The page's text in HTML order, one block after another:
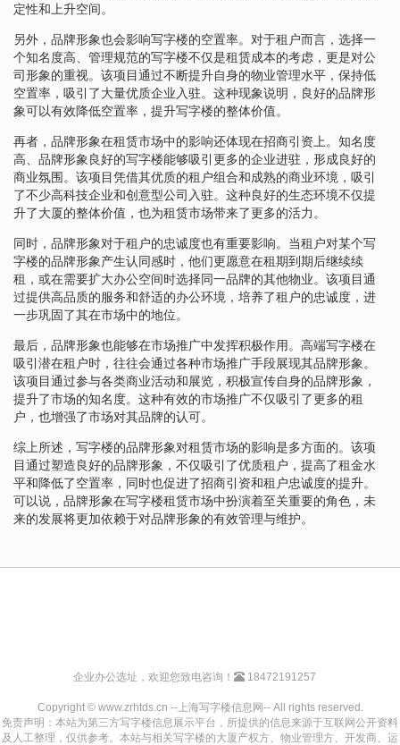
定性和上升空间。
另外，品牌形象也会影响写字楼的空置率。对于租户而言，选择一
个知名度高、管理规范的写字楼不仅是租赁成本的考虑，更是对公
司形象的重视。该项目通过不断提升自身的物业管理水平，保持低
空置率，吸引了大量优质企业入驻。这种现象说明，良好的品牌形
象可以有效降低空置率，提升写字楼的整体价值。
再者，品牌形象在租赁市场中的影响还体现在招商引资上。知名度
高、品牌形象良好的写字楼能够吸引更多的企业进驻，形成良好的
商业氛围。该项目凭借其优质的租户组合和成熟的商业环境，吸引
了不少高科技企业和创意型公司入驻。这种良好的生态环境不仅提
升了大厦的整体价值，也为租赁市场带来了更多的活力。
同时，品牌形象对于租户的忠诚度也有重要影响。当租户对某个写
字楼的品牌形象产生认同感时，他们更愿意在租期到期后继续续
租，或在需要扩大办公空间时选择同一品牌的其他物业。该项目通
过提供高品质的服务和舒适的办公环境，培养了租户的忠诚度，进
一步巩固了其在市场中的地位。
最后，品牌形象也能够在市场推广中发挥积极作用。高端写字楼在
吸引潜在租户时，往往会通过各种市场推广手段展现其品牌形象。
该项目通过参与各类商业活动和展览，积极宣传自身的品牌形象，
提升了市场的知名度。这种有效的市场推广不仅吸引了更多的租
户，也增强了市场对其品牌的认可。
综上所述，写字楼的品牌形象对租赁市场的影响是多方面的。该项
目通过塑造良好的品牌形象，不仅吸引了优质租户，提高了租金水
平和降低了空置率，同时也促进了招商引资和租户忠诚度的提升。
可以说，品牌形象在写字楼租赁市场中扮演着至关重要的角色，未
来的发展将更加依赖于对品牌形象的有效管理与维护。
企业办公选址，欢迎您致电咨询！ 18472191257
Copyright © www.zrhtds.cn --上海写字楼信息网-- All rights reserved.
免责声明：本站为第三方写字楼信息展示平台，所提供的信息来源于互联网公开资料
及人工整理，仅供参考。本站与相关写字楼的大厦产权方、物业管理方、开发商、运